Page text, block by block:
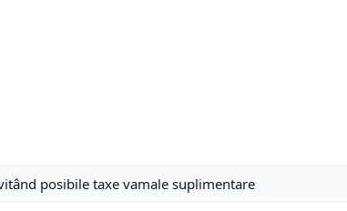
posibile taxe vamale suplimentare